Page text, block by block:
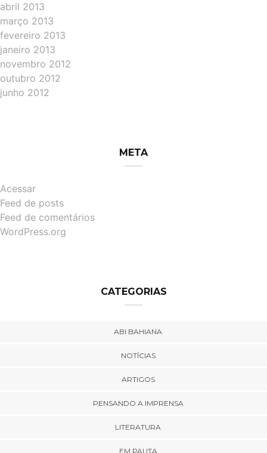
abril 2013
março 2013
fevereiro 2013
janeiro 2013
novembro 2012
outubro 2012
junho 2012
META
Acessar
Feed de posts
Feed de comentários
WordPress.org
CATEGORIAS
ABI BAHIANA
NOTÍCIAS
ARTIGOS
PENSANDO A IMPRENSA
LITERATURA
EM PAUTA